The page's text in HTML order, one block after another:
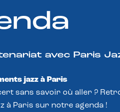
avec Paris
jazz à Paris
sans savoir où aller ?
à Paris sur notre agenda !